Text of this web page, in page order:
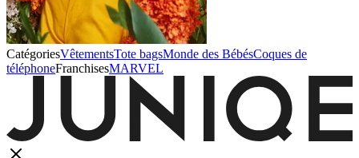
CatégoriesVêtementsTote bagsMonde des BébésCoques de
téléphoneFranchisesMARVEL